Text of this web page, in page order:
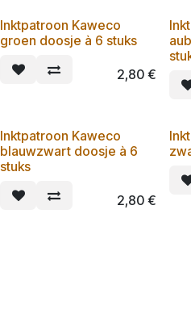
Inktpatroon Kaweco
groen doosje à 6 stuks
2,80 €
Inktpatroon Kaweco
blauwzwart doosje à 6
stuks
2,80 €